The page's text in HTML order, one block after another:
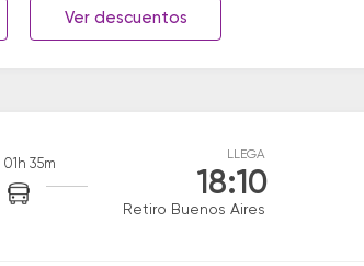
Ver descuentos
01h 35m
LLEGA
18:10
Retiro Buenos Aires